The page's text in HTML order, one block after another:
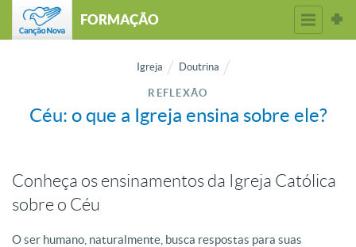
FORMAÇÃO
Igreja Doutrina
REFLEXÃO
Céu: o que a Igreja ensina sobre ele?
Conheça os ensinamentos da Igreja Católica
sobre o Céu
O ser humano, naturalmente, busca respostas para suas